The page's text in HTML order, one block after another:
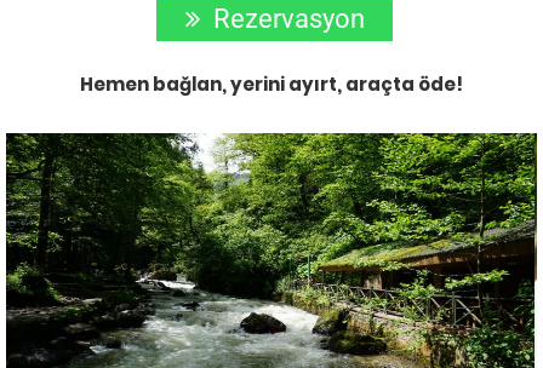
Rezervasyon
Hemen bağlan, yerini ayırt, araçta öde!